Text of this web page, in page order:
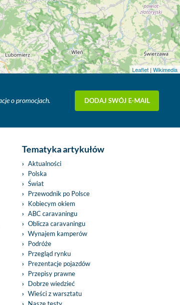
Leaflet | Wikimedia
o promocjach. DODAJ SWÓJ E-MAIL
Tematyka artykułów
Aktualności
Polska
Świat
Przewodnik po Polsce
Kobiecym okiem
ABC caravaningu
Oblicza caravaningu
Wynajem kamperów
Podróże
Przegląd rynku
Prezentacje pojazdów
Przepisy prawne
Dobrze wiedzieć
Wieści z warsztatu